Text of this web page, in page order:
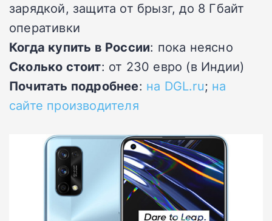
зарядкой, защита от брызг, до 8 Гбайт
оперативки
Когда купить в России: пока неясно
Сколько стоит: от 230 евро (в Индии)
Почитать подробнее: на DGL.ru; на
сайте производителя